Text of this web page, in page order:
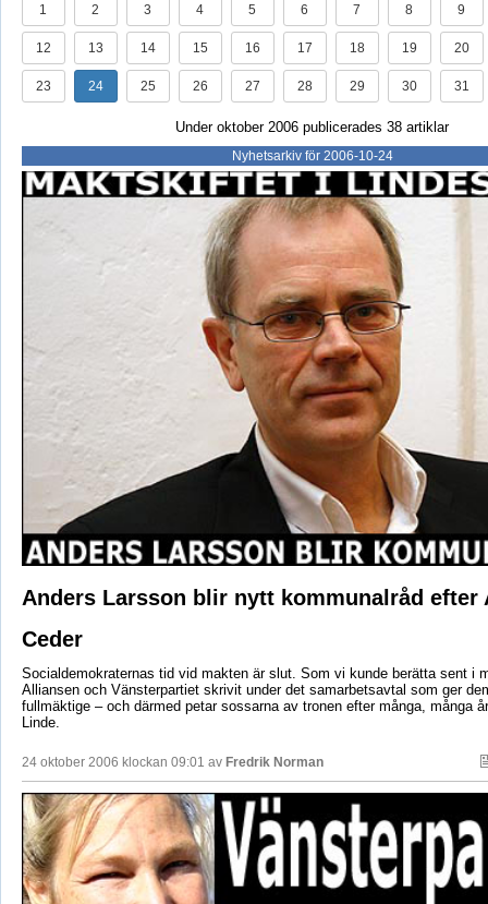
1 2 3 4 5 6 7 8 9
12 13 14 15 16 17 18 19 20
23 24 25 26 27 28 29 30 31
Under oktober 2006 publicerades 38 artiklar
Nyhetsarkiv för 2006-10-24
Anders Larsson blir nytt kommunalråd efter
Ceder
Socialdemokraternas tid vid makten är slut. Som vi kunde berätta sent i
Alliansen och Vänsterpartiet skrivit under det samarbetsavtal som ger
fullmäktige – och därmed petar sossarna av tronen efter många, många
Linde.
24 oktober 2006 klockan 09:01 av Fredrik Norman